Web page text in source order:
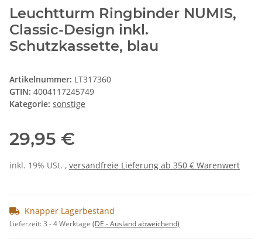
Leuchtturm Ringbinder NUMIS,
Classic-Design inkl.
Schutzkassette, blau
Artikelnummer: LT317360
GTIN: 4004117245749
Kategorie: sonstige
29,95 €
inkl. 19% USt. , versandfreie Lieferung ab 350 € Warenwert
Knapper Lagerbestand
Lieferzeit:3 - 4 Werktage (DE - Ausland abweichend)